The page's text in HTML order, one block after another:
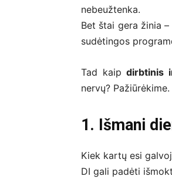
nebeužtenka.
Bet štai gera žinia –
sudėtingos
Tad kaipdirbtinis
nervų? Pažiūrėkime.
1. Išmani
Kiek kartų esi
DI gali padėti